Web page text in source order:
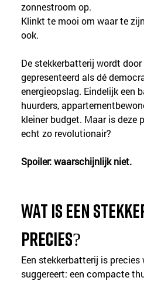
zonnestroom op.
Klinkt te mooi om waar te
ook.
De stekkerbatterij wordt
gepresenteerd als dé
energieopslag. Eindelijk een
huurders,
kleiner budget. Maar is deze
echt zo revolutionair?
Spoiler: waarschijnlijk niet.
Wat is een
precies?
Een stekkerbatterij is precies
suggereert: een compacte